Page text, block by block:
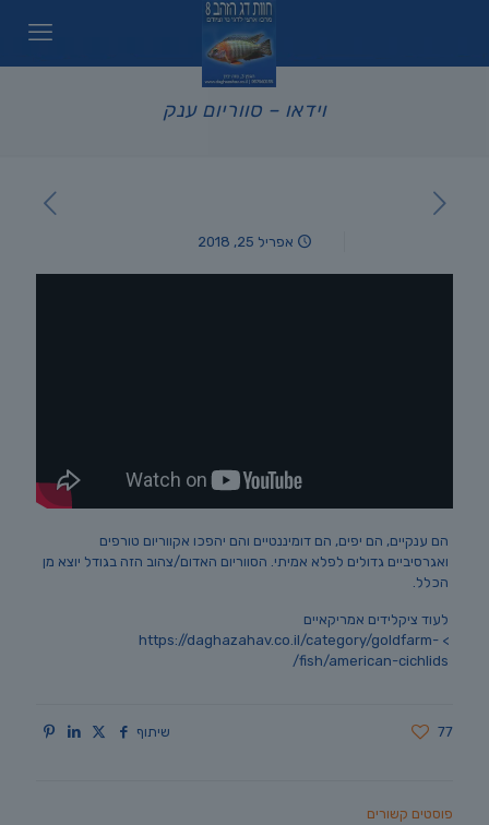
וידאו – סווריום ענק
אפריל 25, 2018
הם ענקיים, הם יפים, הם דומיננטיים והם יהפכו אקווריום טורפים
ואגרסיביים גדולים לפלא אמיתי. הסווריום האדום/צהוב הזה בגודל יוצא מן
הכלל.
לעוד ציקלידים אמריקאיים
> https://daghazahav.co.il/category/goldfarm-
fish/american-cichlids/
שיתוף 77
פוסטים קשורים